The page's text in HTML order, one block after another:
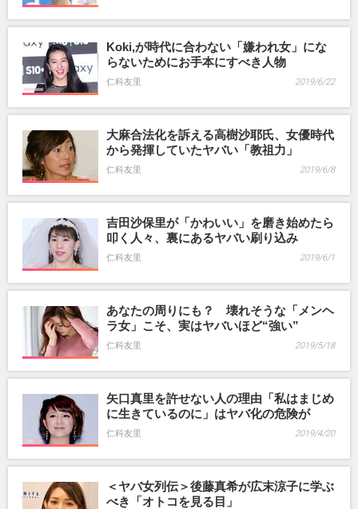
Koki,が時代に合わない「嫌われ女」にな
らないためにお手本にすべき人物
仁科友里 2019/6/22
大麻合法化を訴える高樹沙耶氏、女優時代
から発揮していたヤバい「教祖力」
仁科友里 2019/6/8
吉田沙保里が「かわいい」を磨き始めたら
叩く人々、裏にあるヤバい刷り込み
仁科友里 2019/6/1
あなたの周りにも？ 壊れそうな「メンヘ
ラ女」こそ、実はヤバいほど“強い”
仁科友里 2019/5/18
矢口真里を許せない人の理由「私はまじめ
に生きているのに」はヤバ化の危険が
仁科友里 2019/4/20
＜ヤバ女列伝＞後藤真希が広末涼子に学ぶ
べき「オトコを見る目」